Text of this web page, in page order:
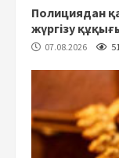
Полициядан
жүргізу
07.08.2026